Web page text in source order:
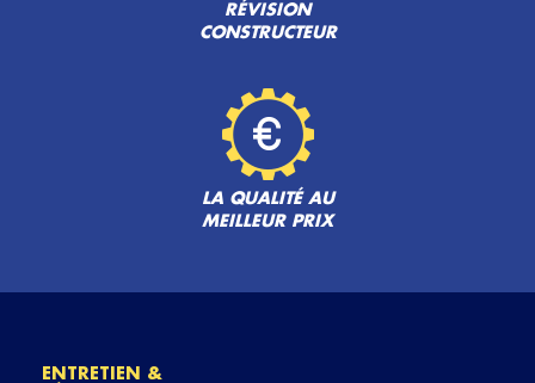
RÉVISION
CONSTRUCTEUR
LA QUALITÉ AU
MEILLEUR PRIX
ENTRETIEN &